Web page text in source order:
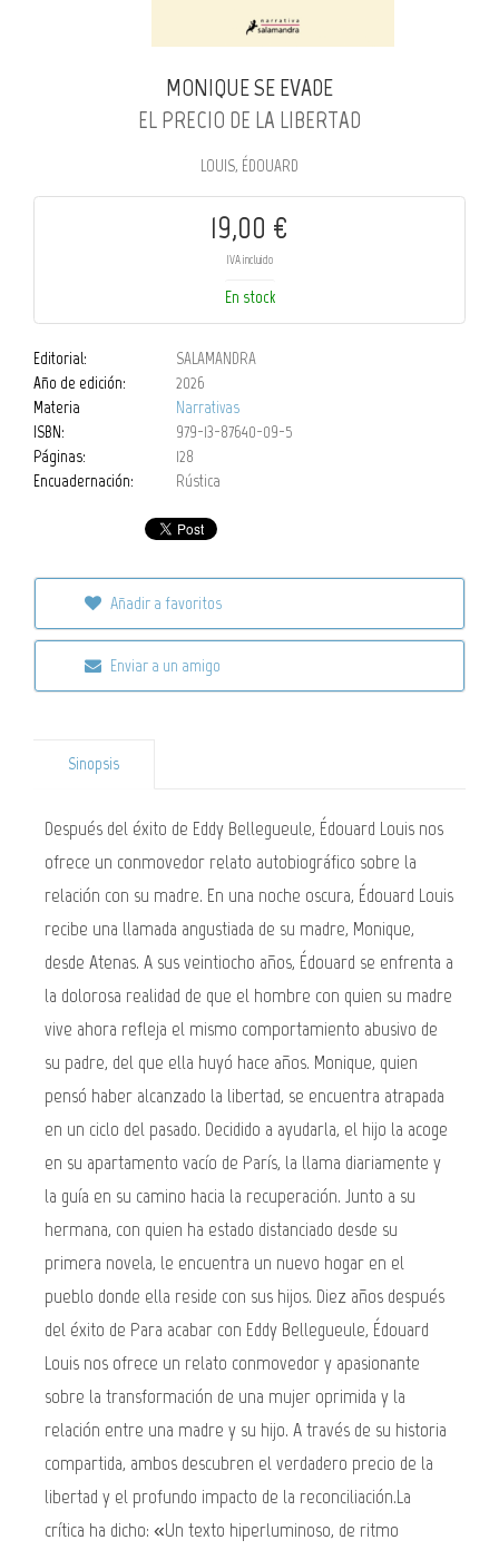
MONIQUE SE EVADE
EL PRECIO DE LA LIBERTAD
LOUIS, ÉDOUARD
19,00 €
IVA incluido
En stock
Editorial:
SALAMANDRA
Año de edición:
2026
Materia
Narrativas
ISBN:
979-13-87640-09-5
Páginas:
128
Encuadernación:
Rústica
Añadir a favoritos
Enviar a un amigo
Sinopsis
Después del éxito de Eddy Bellegueule, Édouard Louis nos
ofrece un conmovedor relato autobiográfico sobre la
relación con su madre. En una noche oscura, Édouard Louis
recibe una llamada angustiada de su madre, Monique,
desde Atenas. A sus veintiocho años, Édouard se enfrenta a
la dolorosa realidad de que el hombre con quien su madre
vive ahora refleja el mismo comportamiento abusivo de
su padre, del que ella huyó hace años. Monique, quien
pensó haber alcanzado la libertad, se encuentra atrapada
en un ciclo del pasado. Decidido a ayudarla, el hijo la acoge
en su apartamento vacío de París, la llama diariamente y
la guía en su camino hacia la recuperación. Junto a su
hermana, con quien ha estado distanciado desde su
primera novela, le encuentra un nuevo hogar en el
pueblo donde ella reside con sus hijos. Diez años después
del éxito de Para acabar con Eddy Bellegueule, Édouard
Louis nos ofrece un relato conmovedor y apasionante
sobre la transformación de una mujer oprimida y la
relación entre una madre y su hijo. A través de su historia
compartida, ambos descubren el verdadero precio de la
libertad y el profundo impacto de la reconciliación.La
crítica ha dicho: «Un texto hiperluminoso, de ritmo